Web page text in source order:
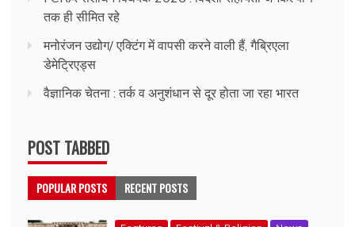
तक ही सीमित रहे
मनोरंजन उद्योग/ एक्टिंग में वापसी करने वाली हैं, गैब्रिएला
डेमेट्रिएड्स
वैज्ञानिक चेतना : तर्क व अनुशंधान से दूर होता जा रहा भारत
POST TABBED
POPULAR POSTS RECENT POSTS